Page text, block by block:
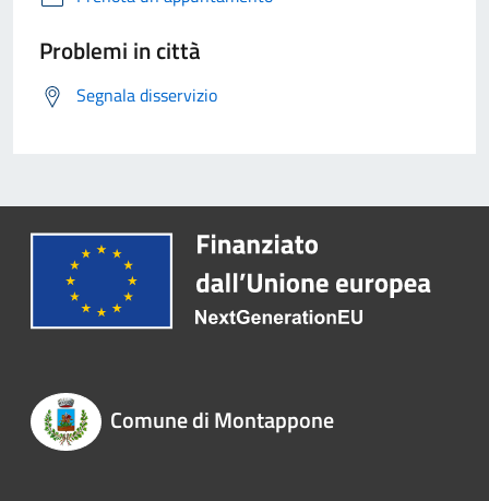
Problemi in città
Segnala disservizio
Comune di Montappone